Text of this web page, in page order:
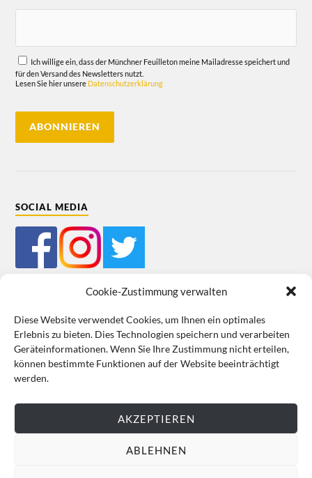
Cookie-Zustimmung verwalten
Diese Website verwendet Cookies, um Ihnen ein optimales
Erlebnis zu bieten. Dies Technologien speichern und verarbeiten
Geräteinformationen. Wenn Sie Ihre Zustimmung nicht erteilen,
können bestimmte Funktionen auf der Website beeinträchtigt
werden.
AKZEPTIEREN
ABLEHNEN
Ich willige ein, dass der Münchner Feuilleton meine Mailadresse speichert und
für den Versand des Newsletters nutzt.
Lesen Sie hier unsere Datenschutzerklärung
SOCIAL MEDIA
Impressum Datenschutz Cookie-Richtlinie (EU) AGB